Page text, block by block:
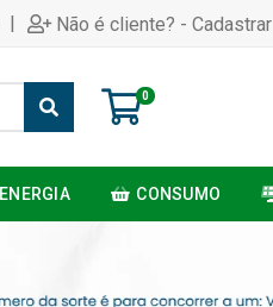
| Não é cliente? - Cadastrar
0
ENERGIA CONSUMO